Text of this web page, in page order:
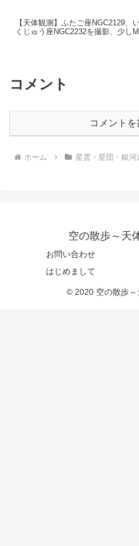
【天体観測】ふたご座NGC2129、
くじゅう座NGC2232を撮影、少し
コメント
コメント
ホーム 星雲・星団・銀河
空の散歩～天
お問い合わせ
はじめまして
© 2020 空の散歩～